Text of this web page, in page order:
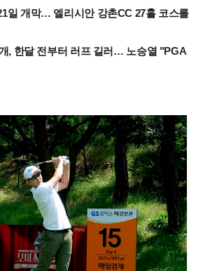
일 개막… 엘리시안 강촌CC 27홀 코스를
, 한달 전부터 러프 길러… 노승열 "PGA